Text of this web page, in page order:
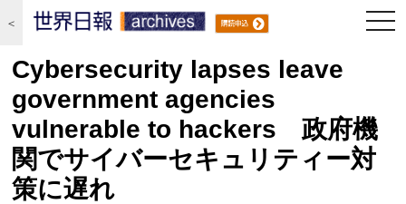
＜
Cybersecurity lapses leave
government agencies
vulnerable to hackers 政府機
関でサイバーセキュリティー対
策に遅れ